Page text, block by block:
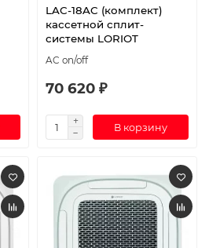
LAC-18AC (комплект)
кассетной сплит-
системы LORIOT
AC on/off
70 620 ₽
В корзину